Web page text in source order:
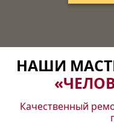
НАШИ
Качественный